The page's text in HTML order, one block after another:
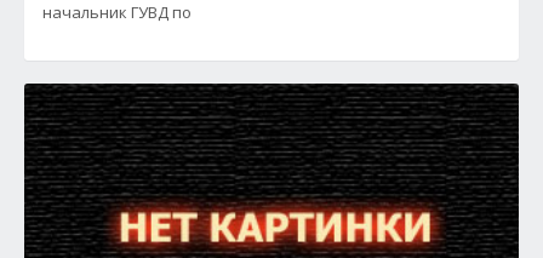
начальник ГУВД по